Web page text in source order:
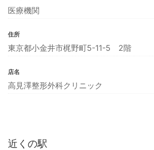
医療機関
住所
東京都小金井市梶野町5-11-5 2階
店名
高見澤整形外科クリニック
近くの駅